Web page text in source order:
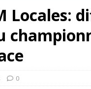
Locales:
0